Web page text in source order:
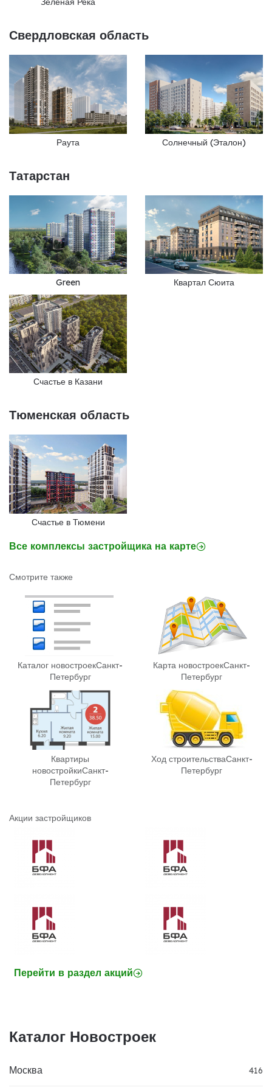
Свердловская область
Раута Солнечный (Эталон)
Татарстан
Green Квартал Сюита
Счастье в Казани
Тюменская область
Счастье в Тюмени
Все комплексы застройщика на карте
Смотрите также
Каталог новостроекСанкт-
Петербург
Карта новостроекСанкт-
Петербург
Квартиры
новостройкиСанкт-
Петербург
Ход строительстваСанкт-
Петербург
Акции застройщиков
Перейти в раздел акций
Каталог Новостроек
Москва 416